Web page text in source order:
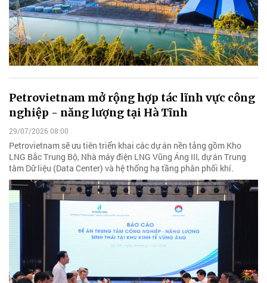
Petrovietnam mở rộng hợp tác lĩnh vực công
nghiệp - năng lượng tại Hà Tĩnh
29/07/2026 08:00
Petrovietnam sẽ ưu tiên triển khai các dự án nền tảng gồm Kho
LNG Bắc Trung Bộ, Nhà máy điện LNG Vũng Áng III, dự án Trung
tâm Dữ liệu (Data Center) và hệ thống hạ tầng phân phối khí.